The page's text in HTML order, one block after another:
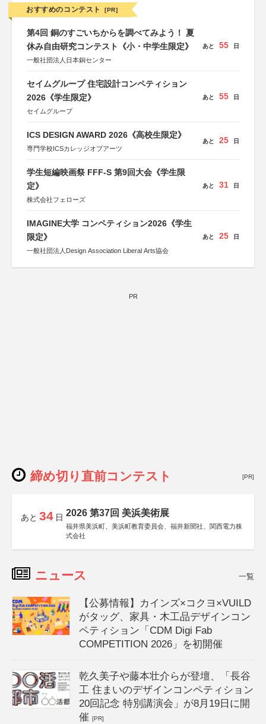
おすすめのコンテスト [PR]
第4回 銅のすごいちからを調べてみよう！ 夏
休み自由研究コンテスト《小・中学生限定》
一般社団法人日本銅センター
あと 55 日
セイムグループ 住宅設計コンペティション
2026《学生限定》
セイムグループ
あと 55 日
ICS DESIGN AWARD 2026《高校生限定》
専門学校ICSカレッジオブアーツ
あと 25 日
学生短編映画祭 FFF-S 第9回大会《学生限
定》
株式会社フェローズ
あと 31 日
IMAGINE大学 コンペティション2026《学生
限定》
一般社団法人Design Association Liberal Arts協会
あと 25 日
PR
締め切り直前コンテスト [PR]
あと 34 日 2026 第37回 美浜美術展
福井県美浜町、美浜町教育委員会、福井新聞社、関西電力株
式会社
ニュース 一覧
【公募情報】カインズ×コクヨ×VUILD
がタッグ、家具・木工品デザインコン
ペティション「CDM Digi Fab
COMPETITION 2026」を初開催
乾久美子や藤本壮介らが登壇、「長谷
工 住まいのデザインコンペティション
20回記念 特別講演会」が8月19日に開
催[PR]